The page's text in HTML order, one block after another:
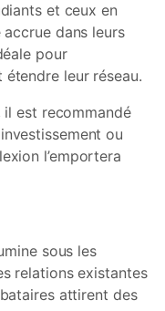
et ceux en
dans leurs
pour
leur réseau.
est recommandé
ou
l’emportera
sous les
relations existantes
attirent des